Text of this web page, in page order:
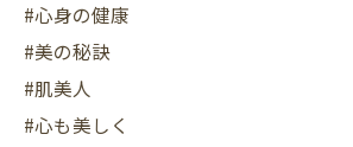
#心身の健康
#美の秘訣
#肌美人
#心も美しく